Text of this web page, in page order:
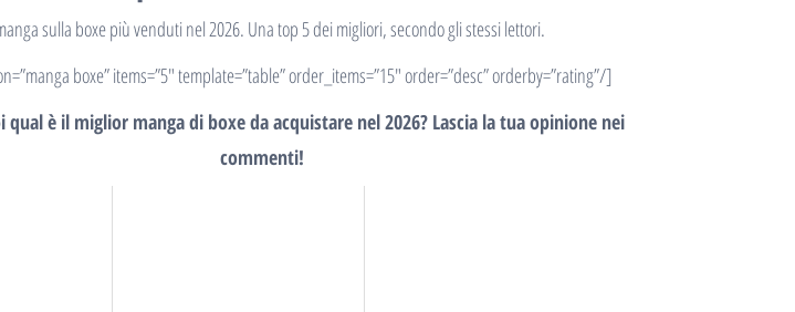
sulla boxe più venduti nel 2026. Una top 5 dei migliori, secondo gli stessi lettori.
boxe” items=”5″ template=”table” order_items=”15″ order=”desc” orderby=”rating”/]
qual è il miglior manga di boxe da acquistare nel 2026? Lascia la tua opinione nei
commenti!